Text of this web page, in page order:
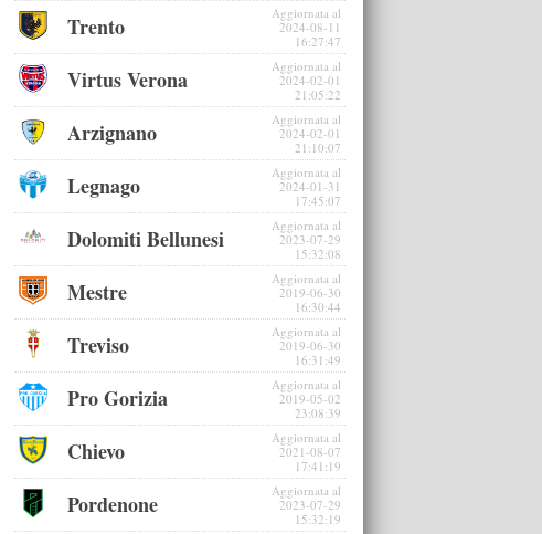
Trento
Aggiornata al
2024-08-11
16:27:47
Virtus Verona
Aggiornata al
2024-02-01
21:05:22
Arzignano
Aggiornata al
2024-02-01
21:10:07
Legnago
Aggiornata al
2024-01-31
17:45:07
Dolomiti Bellunesi
Aggiornata al
2023-07-29
15:32:08
Mestre
Aggiornata al
2019-06-30
16:30:44
Treviso
Aggiornata al
2019-06-30
16:31:49
Pro Gorizia
Aggiornata al
2019-05-02
23:08:39
Chievo
Aggiornata al
2021-08-07
17:41:19
Pordenone
Aggiornata al
2023-07-29
15:32:19